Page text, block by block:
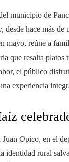
municipio de
desde hace más
mayo, reúne a
que resalta
el público
experiencia
Juan Opico, en el
identidad rural